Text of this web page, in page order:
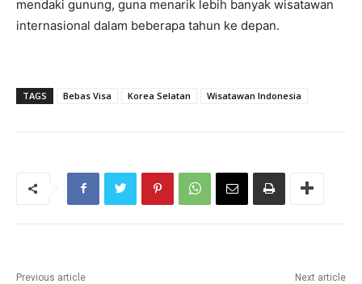
mendaki gunung, guna menarik lebih banyak wisatawan
internasional dalam beberapa tahun ke depan.
TAGS Bebas Visa Korea Selatan Wisatawan Indonesia
Previous article Next article